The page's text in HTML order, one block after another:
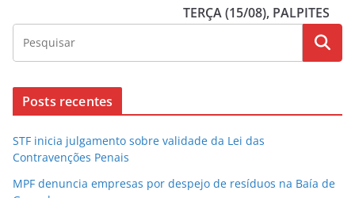
TERÇA (15/08), PALPITES
Posts recentes
STF inicia julgamento sobre validade da Lei das
Contravenções Penais
MPF denuncia empresas por despejo de resíduos na Baía de